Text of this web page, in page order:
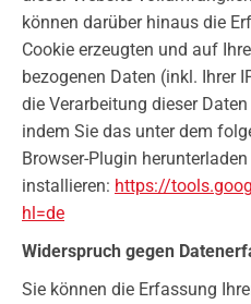
können darüber hinaus die
Cookie erzeugten und auf
bezogenen Daten (inkl. Ihrer
die Verarbeitung dieser
indem Sie das unter dem
Browser-Plugin herunterladen
installieren: https://
hl=de
Widerspruch gegen
Sie können die Erfassung